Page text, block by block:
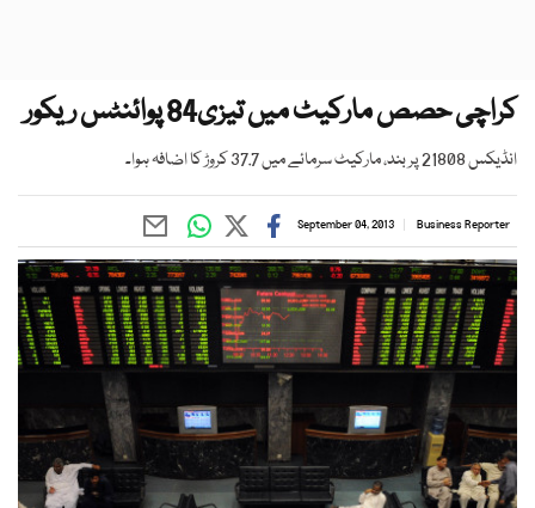
کراچی حصص مارکیٹ میں تیزی84 پوائنٹس ریکور
انڈیکس 21808 پر بند، مارکیٹ سرمائے میں 37.7 کروڑ کا اضافہ ہوا۔
Business Reporter
September 04, 2013